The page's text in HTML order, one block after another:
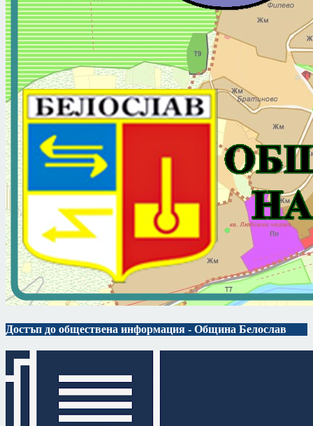
Достъп до обществена информация - Община Белослав